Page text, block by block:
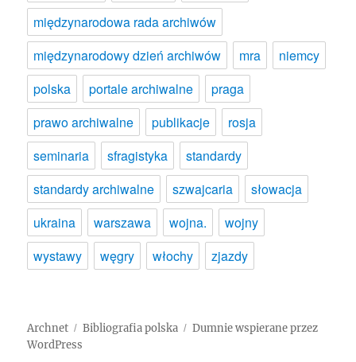
międzynarodowa rada archiwów
międzynarodowy dzień archiwów
mra
niemcy
polska
portale archiwalne
praga
prawo archiwalne
publikacje
rosja
seminaria
sfragistyka
standardy
standardy archiwalne
szwajcaria
słowacja
ukraina
warszawa wojna.
wojny
wystawy
węgry włochy zjazdy
Archnet Bibliografia polska
Dumnie wspierane przez
WordPress